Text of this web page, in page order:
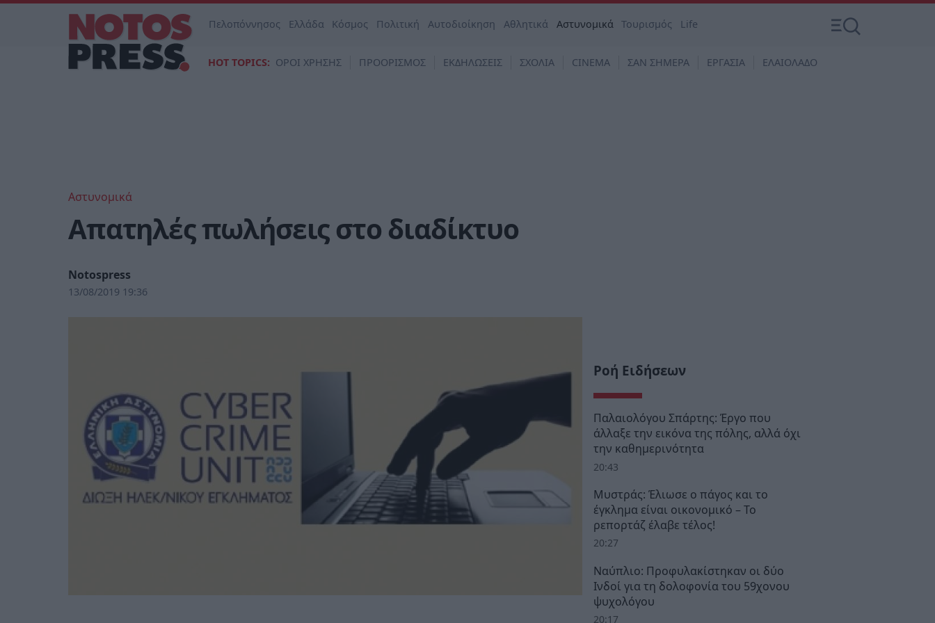
Πελοπόννησος Ελλάδα Κόσμος Πολιτική Αυτοδιοίκηση Αθλητικά Αστυνομικά Τουρισμός Life
HOT TOPICS: ΟΡΟΙ ΧΡΗΣΗΣ ΠΡΟΟΡΙΣΜΟΣ ΕΚΔΗΛΩΣΕΙΣ ΣΧΟΛΙΑ CINEMA ΣΑΝ ΣΗΜΕΡΑ ΕΡΓΑΣΙΑ ΕΛΑΙΟΛΑΔΟ
Αστυνομικά
Απατηλές πωλήσεις στο διαδίκτυο
Notospress
13/08/2019 19:36
Ροή Ειδήσεων
Παλαιολόγου Σπάρτης: Έργο που
άλλαξε την εικόνα της πόλης, αλλά όχι
την καθημερινότητα
20:43
Μυστράς: Έλιωσε ο πάγος και το
έγκλημα είναι οικονομικό – Το
ρεπορτάζ έλαβε τέλος!
20:27
Ναύπλιο: Προφυλακίστηκαν οι δύο
Ινδοί για τη δολοφονία του 59χονου
ψυχολόγου
20:17